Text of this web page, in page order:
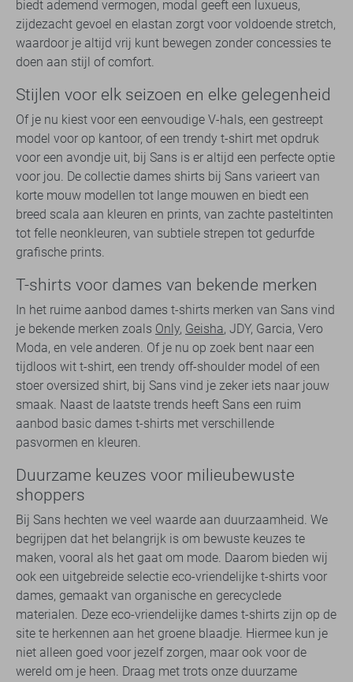
biedt ademend vermogen, modal geeft een luxueus,
zijdezacht gevoel en elastan zorgt voor voldoende stretch,
waardoor je altijd vrij kunt bewegen zonder concessies te
doen aan stijl of comfort.
Stijlen voor elk seizoen en elke gelegenheid
Of je nu kiest voor een eenvoudige V-hals, een gestreept
model voor op kantoor, of een trendy t-shirt met opdruk
voor een avondje uit, bij Sans is er altijd een perfecte optie
voor jou. De collectie dames shirts bij Sans varieert van
korte mouw modellen tot lange mouwen en biedt een
breed scala aan kleuren en prints, van zachte pasteltinten
tot felle neonkleuren, van subtiele strepen tot gedurfde
grafische prints.
T-shirts voor dames van bekende merken
In het ruime aanbod dames t-shirts merken van Sans vind
je bekende merken zoals Only, Geisha, JDY, Garcia, Vero
Moda, en vele anderen. Of je nu op zoek bent naar een
tijdloos wit t-shirt, een trendy off-shoulder model of een
stoer oversized shirt, bij Sans vind je zeker iets naar jouw
smaak. Naast de laatste trends heeft Sans een ruim
aanbod basic dames t-shirts met verschillende
pasvormen en kleuren.
Duurzame keuzes voor milieubewuste
shoppers
Bij Sans hechten we veel waarde aan duurzaamheid. We
begrijpen dat het belangrijk is om bewuste keuzes te
maken, vooral als het gaat om mode. Daarom bieden wij
ook een uitgebreide selectie eco-vriendelijke t-shirts voor
dames, gemaakt van organische en gerecyclede
materialen. Deze eco-vriendelijke dames t-shirts zijn op de
site te herkennen aan het groene blaadje. Hiermee kun je
niet alleen goed voor jezelf zorgen, maar ook voor de
wereld om je heen. Draag met trots onze duurzame